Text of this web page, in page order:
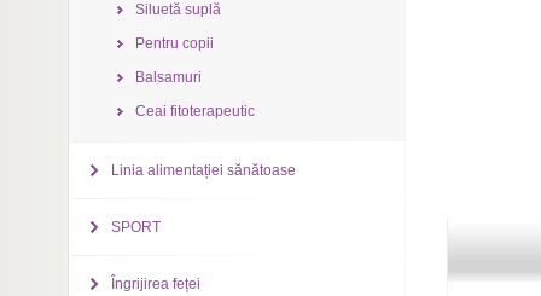
Siluetă suplă
Pentru copii
Balsamuri
Ceai fitoterapeutic
Linia alimentației sănătoase
SPORT
Îngrijirea feței